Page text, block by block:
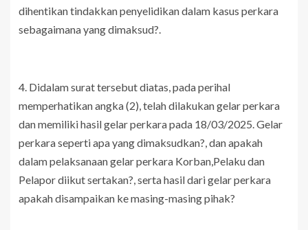
dihentikan tindakkan penyelidikan dalam kasus perkara
sebagaimana yang dimaksud?.
4. Didalam surat tersebut diatas, pada perihal
memperhatikan angka (2), telah dilakukan gelar perkara
dan memiliki hasil gelar perkara pada 18/03/2025. Gelar
perkara seperti apa yang dimaksudkan?, dan apakah
dalam pelaksanaan gelar perkara Korban,Pelaku dan
Pelapor diikut sertakan?, serta hasil dari gelar perkara
apakah disampaikan ke masing-masing pihak?